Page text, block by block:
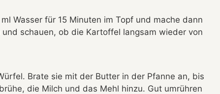
Wasser für 15 Minuten im Topf und mache dann
schauen, ob die Kartoffel langsam wieder von
Brate sie mit der Butter in der Pfanne an, bis
die Milch und das Mehl hinzu. Gut umrühren